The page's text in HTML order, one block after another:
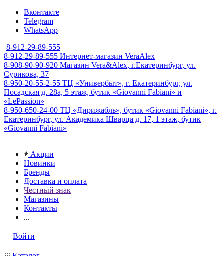
Вконтакте
Telegram
WhatsApp
8-912-29-89-555
8-912-29-89-555 Интернет-магазин VeraAlex
8-908-90-90-920 Магазин Vera&Alex, г.Екатеринбург, ул.
Сурикова, 37
8-950-20-55-2-55 ТЦ «Универбыт», г. Екатеринбург, ул.
Посадская д. 28а, 5 этаж, бутик «Giovanni Fabiani» и
«LePassion»
8-950-650-24-00 ТЦ «Дирижабль», бутик «Giovanni Fabiani», г.
Екатеринбург, ул. Академика Шварца д. 17, 1 этаж, бутик
«Giovanni Fabiani»
Акции
Новинки
Бренды
Доставка и оплата
Честный знак
Магазины
Контакты
...
Войти